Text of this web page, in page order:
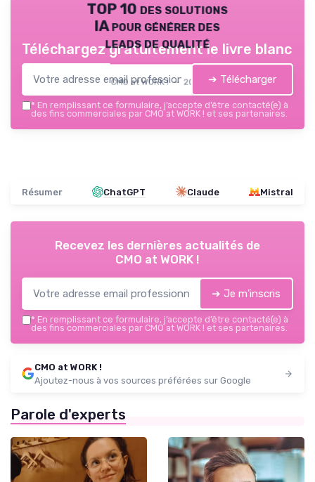
TOP 10 des solutions
IA pour générer des
leads de qualité
CMO at WORK ! — 2026
Téléchargez gratuitement le livre blanc
➔ Télécharger
* En remplissant ce formulaire, j’accepte d’être contacté(e) à
des fins commerciales par CMO at WORK ! et ses partenaires.
Résumer ChatGPT Claude Mistral
Recevez les dernières actualités de
CMO at WORK !
➔ Je m'inscris
* En remplissant ce formulaire, j’accepte d’être contacté(e) à
des fins commerciales par CMO at WORK ! et ses partenaires.
CMO at WORK !
Ajoutez-nous à vos sources préférées sur Google
Parole d'experts